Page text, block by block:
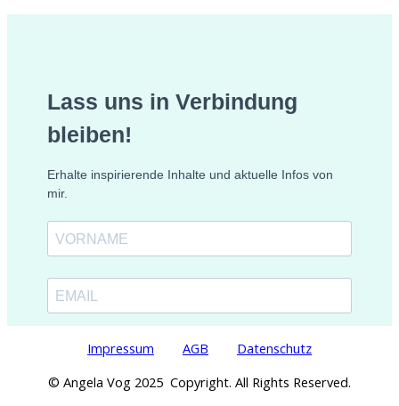
Impressum AGB
Datenschutz
© Angela Vog 2025 Copyright. All Rights Reserved.